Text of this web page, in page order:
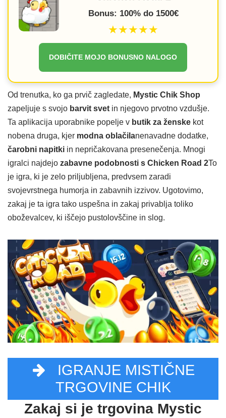
Bonus: 100% do 1500€
★★★★★
DOBIČITE MOJO BONUSNO NALOGO
Od trenutka, ko ga prvič zagledate, Mystic Chik Shop
zapeljuje s svojo barvit svet in njegovo prvotno vzdušje.
Ta aplikacija uporabnike popelje v butik za ženske kot
nobena druga, kjer modna oblačilanenavadne dodatke,
čarobni napitki in nepričakovana presenečenja. Mnogi
igralci najdejo zabavne podobnosti s Chicken Road 2To
je igra, ki je zelo priljubljena, predvsem zaradi
svojevrstnega humorja in zabavnih izzivov. Ugotovimo,
zakaj je ta igra tako uspešna in zakaj privablja toliko
oboževalcev, ki iščejo pustolovščine in slog.
IGRANJE MISTIČNE
TRGOVINE CHIK
Zakaj si je trgovina Mystic